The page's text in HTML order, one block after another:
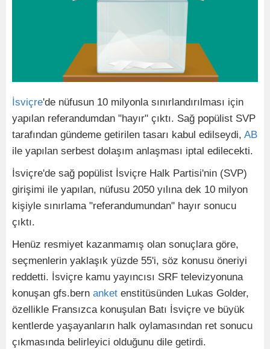
İsviçre'de nüfusun 10 milyonla sınırlandırılması için
yapılan referandumdan "hayır" çıktı. Sağ popülist SVP
tarafından gündeme getirilen tasarı kabul edilseydi, AB
ile yapılan serbest dolaşım anlaşması iptal edilecekti.
İsviçre'de sağ popülist İsviçre Halk Partisi'nin (SVP)
girişimi ile yapılan, nüfusu 2050 yılına dek 10 milyon
kişiyle sınırlama "referandumundan" hayır sonucu
çıktı.
Henüz resmiyet kazanmamış olan sonuçlara göre,
seçmenlerin yaklaşık yüzde 55'i, söz konusu öneriyi
reddetti. İsviçre kamu yayıncısı SRF televizyonuna
konuşan gfs.bern anket enstitüsünden Lukas Golder,
özellikle Fransızca konuşulan Batı İsviçre ve büyük
kentlerde yaşayanların halk oylamasından ret sonucu
çıkmasında belirleyici olduğunu dile getirdi.